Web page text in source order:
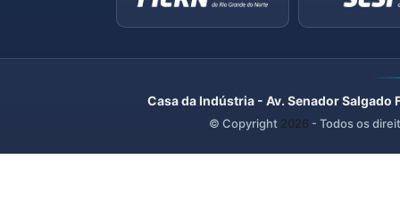
Casa da Indústria - Av. Senador
© Copyright 2026 - Todos os